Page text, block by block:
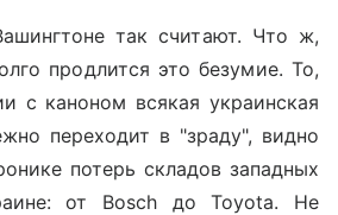
так считают. Что ж,
продлится это безумие. То,
с каноном всякая украинская
переходит в "зраду", видно
потерь складов западных
от Bosch до Toyota. Не